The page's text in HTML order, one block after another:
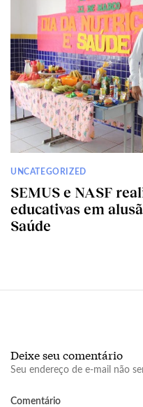
UNCATEGORIZED
SEMUS e NASF
educativas em
Saúde
Deixe seu comentário
Seu endereço de e-mail não
Comentário